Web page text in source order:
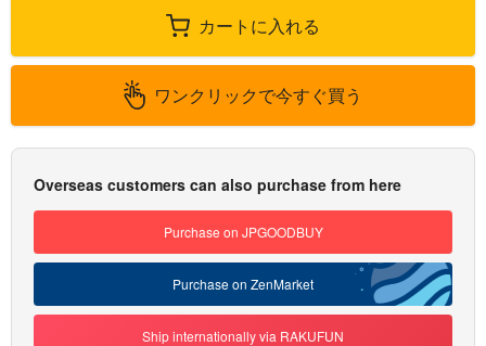
カートに入れる
ワンクリックで今すぐ買う
Overseas customers can also purchase from here
Purchase on JPGOODBUY
Purchase on ZenMarket
Ship internationally via RAKUFUN